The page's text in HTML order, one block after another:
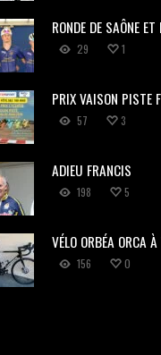
RONDE DE SAÔNE ET
29 1
PRIX VAISON PISTE
57 3
ADIEU FRANCIS
198 5
VÉLO ORBÉA ORCA À
156 0